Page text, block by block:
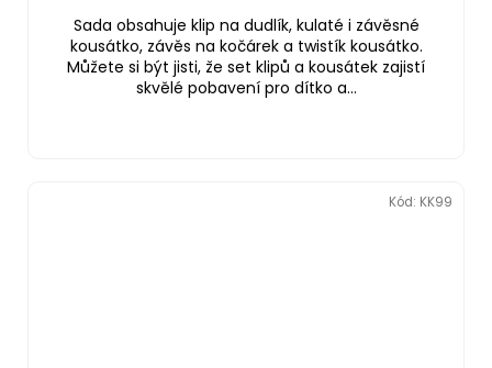
Sada obsahuje klip na dudlík, kulaté i závěsné
kousátko, závěs na kočárek a twistík kousátko.
Můžete si být jisti, že set klipů a kousátek zajistí
skvělé pobavení pro dítko a...
Kód: KK99